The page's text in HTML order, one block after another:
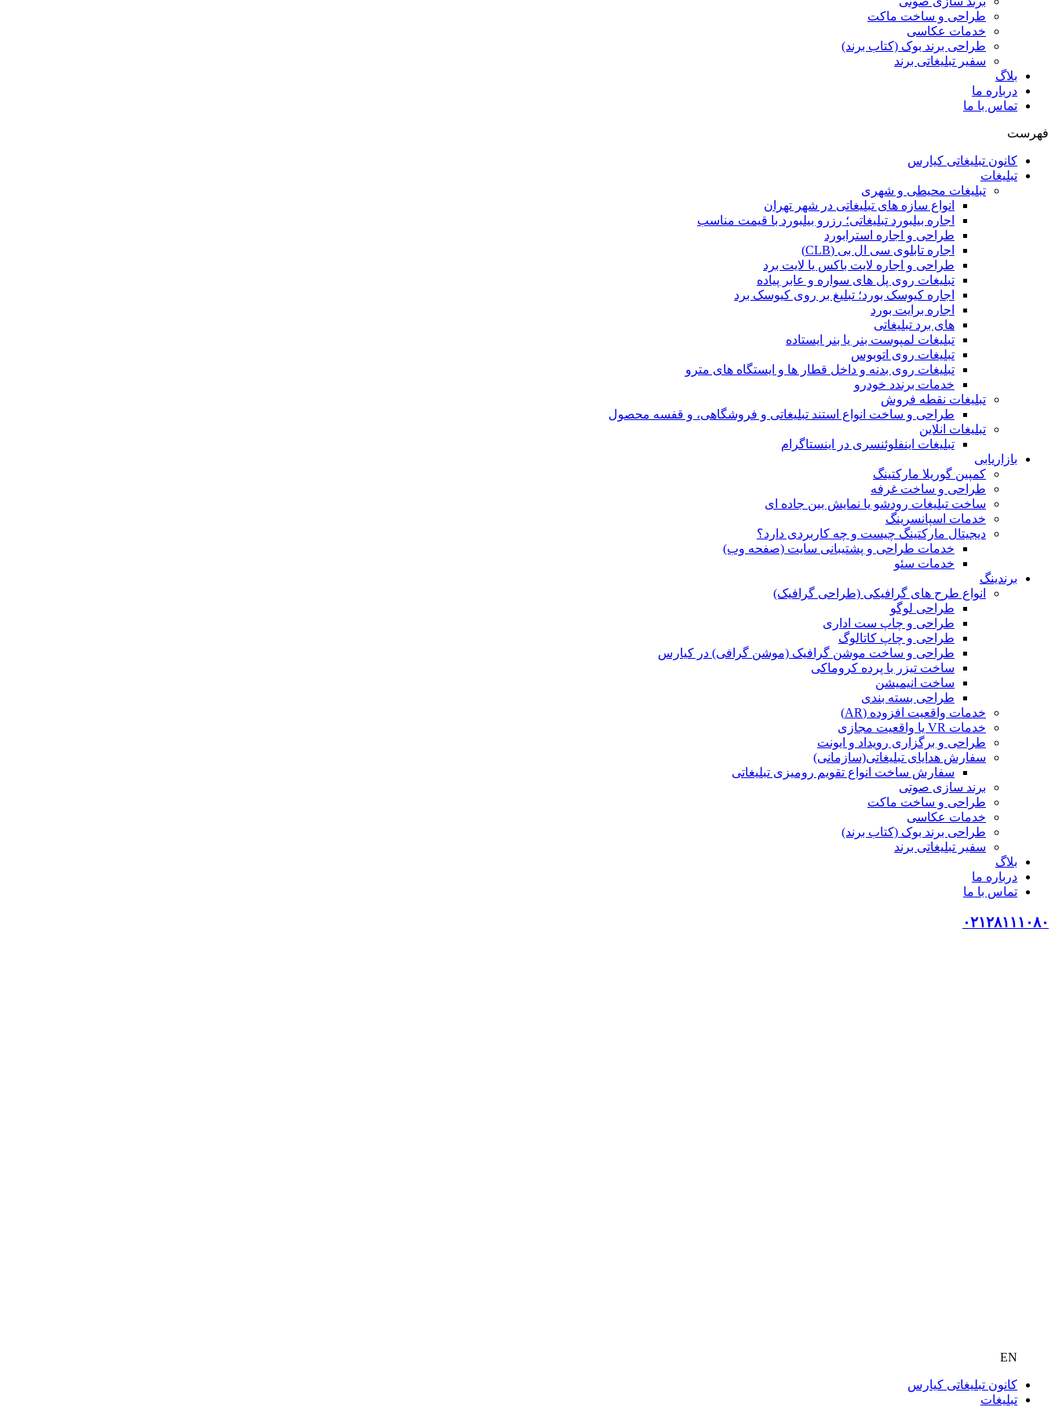
طراحی و ساخت ماکت
خدمات عکاسی
طراحی برند بوک (کتاب برند)
سفیر تبلیغاتی برند
بلاگ
درباره ما
تماس با ما
فهرست
کانون تبلیغاتی کیارس
تبلیغات
تبلیغات محیطی و شهری
انواع سازه‌ های تبلیغاتی در شهر تهران
اجاره بیلبورد تبلیغاتی؛ رزرو بیلبورد با قیمت مناسب
طراحی و اجاره استرابورد
اجاره تابلوی سی ال بی (CLB)
طراحی و اجاره لایت باکس یا لایت برد
تبلیغات روی پل های سواره و عابر پیاده
اجاره کیوسک بورد؛ تبلیغ بر روی کیوسک برد
اجاره برایت بورد
های برد تبلیغاتی
تبلیغات لمپوست بنر یا بنر ایستاده
تبلیغات روی اتوبوس
تبلیغات روی بدنه و داخل قطار ها و ایستگاه های مترو
خدمات برندد خودرو
تبلیغات نقطه فروش
طراحی و ساخت انواع استند تبلیغاتی و فروشگاهی، و قفسه محصول
تبلیغات انلاین
تبلیغات اینفلوئنسری در اینستاگرام
بازاریابی
کمپین گوریلا مارکتینگ
طراحی و ساخت غرفه
ساخت تبلیغات رودشو یا نمایش بین جاده ای
خدمات اسپانسرینگ
دیجیتال مارکتینگ چیست و چه کاربردی دارد؟
خدمات طراحی و پشتیبانی سایت (صفحه وب)
خدمات سئو
برندینگ
انواع طرح های گرافیکی (طراحی گرافیک)
طراحی لوگو
طراحی و چاپ ست اداری
طراحی و چاپ کاتالوگ
طراحی و ساخت موشن گرافیک (موشن گرافی) در کیارس
ساخت تیزر با پرده کروماکی
ساخت انیمیشن
طراحی بسته بندی
خدمات واقعیت افزوده (AR)
خدمات VR یا واقعیت مجازی
طراحی و برگزاری رویداد و ایونت
سفارش هدایای تبلیغاتی(سازمانی)
سفارش ساخت انواع تقویم رومیزی تبلیغاتی
برند سازی صوتی
طراحی و ساخت ماکت
خدمات عکاسی
طراحی برند بوک (کتاب برند)
سفیر تبلیغاتی برند
بلاگ
درباره ما
تماس با ما
۰۲۱۲۸۱۱۱۰۸۰
EN
کانون تبلیغاتی کیارس
تبلیغات